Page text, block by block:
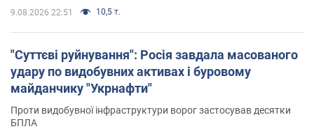
9.08.2026 22:51 10,5 т.
"Суттєві руйнування": Росія завдала масованого
удару по видобувних активах і буровому
майданчику "Укрнафти"
Проти видобувної інфраструктури ворог застосував десятки
БПЛА